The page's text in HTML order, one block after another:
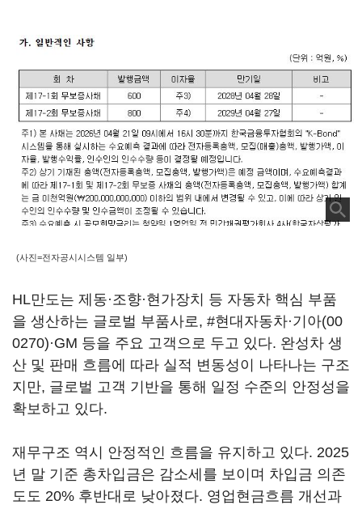
(사진=전자공시시스템 일부)
HL만도는 제동·조향·현가장치 등 자동차 핵심 부품
을 생산하는 글로벌 부품사로, #현대자동차·기아(00
0270)·GM 등을 주요 고객으로 두고 있다. 완성차 생
산 및 판매 흐름에 따라 실적 변동성이 나타나는 구조
지만, 글로벌 고객 기반을 통해 일정 수준의 안정성을
확보하고 있다.
재무구조 역시 안정적인 흐름을 유지하고 있다. 2025
년 말 기준 총차입금은 감소세를 보이며 차입금 의존
도도 20% 후반대로 낮아졌다. 영업현금흐름 개선과